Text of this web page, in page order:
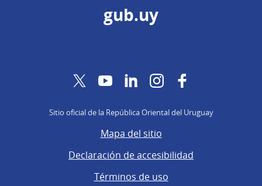
gub.uy
TwitterYouTubeLinkedInInstagram
Sitio oficial de la República Oriental del Uruguay
Mapa del sitio
Declaración de accesibilidad
Términos de uso